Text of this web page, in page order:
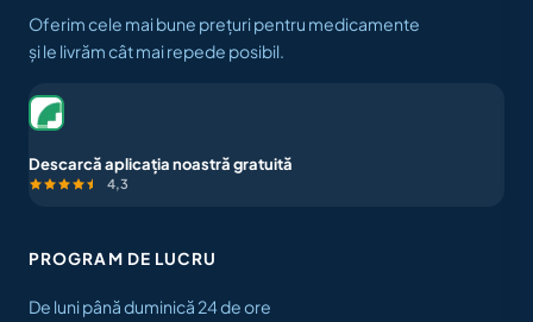
Oferim cele mai bune prețuri pentru medicamente
și le livrăm cât mai repede posibil.
Descarcă aplicația noastră gratuită
4,3
PROGRAM DE LUCRU
De luni până duminică 24 de ore